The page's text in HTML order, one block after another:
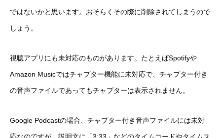
ではないかと思います。おそらくその際に削除されてしまうので
しょう。
視聴アプリにも未対応のものがあります。たとえばSpotifyや
Amazon Musicではチャプター機能に未対応で、チャプター付き
の音声ファイルであってもチャプターは表示されません。
Google Podcastの場合、チャプター付き音声ファイルには未対